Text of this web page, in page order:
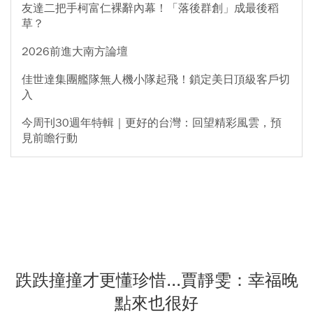
友達二把手柯富仁裸辭內幕！「落後群創」成最後稻
草？
2026前進大南方論壇
佳世達集團艦隊無人機小隊起飛！鎖定美日頂級客戶切
入
今周刊30週年特輯｜更好的台灣：回望精彩風雲，預
見前瞻行動
跌跌撞撞才更懂珍惜...賈靜雯：幸福晚
點來也很好